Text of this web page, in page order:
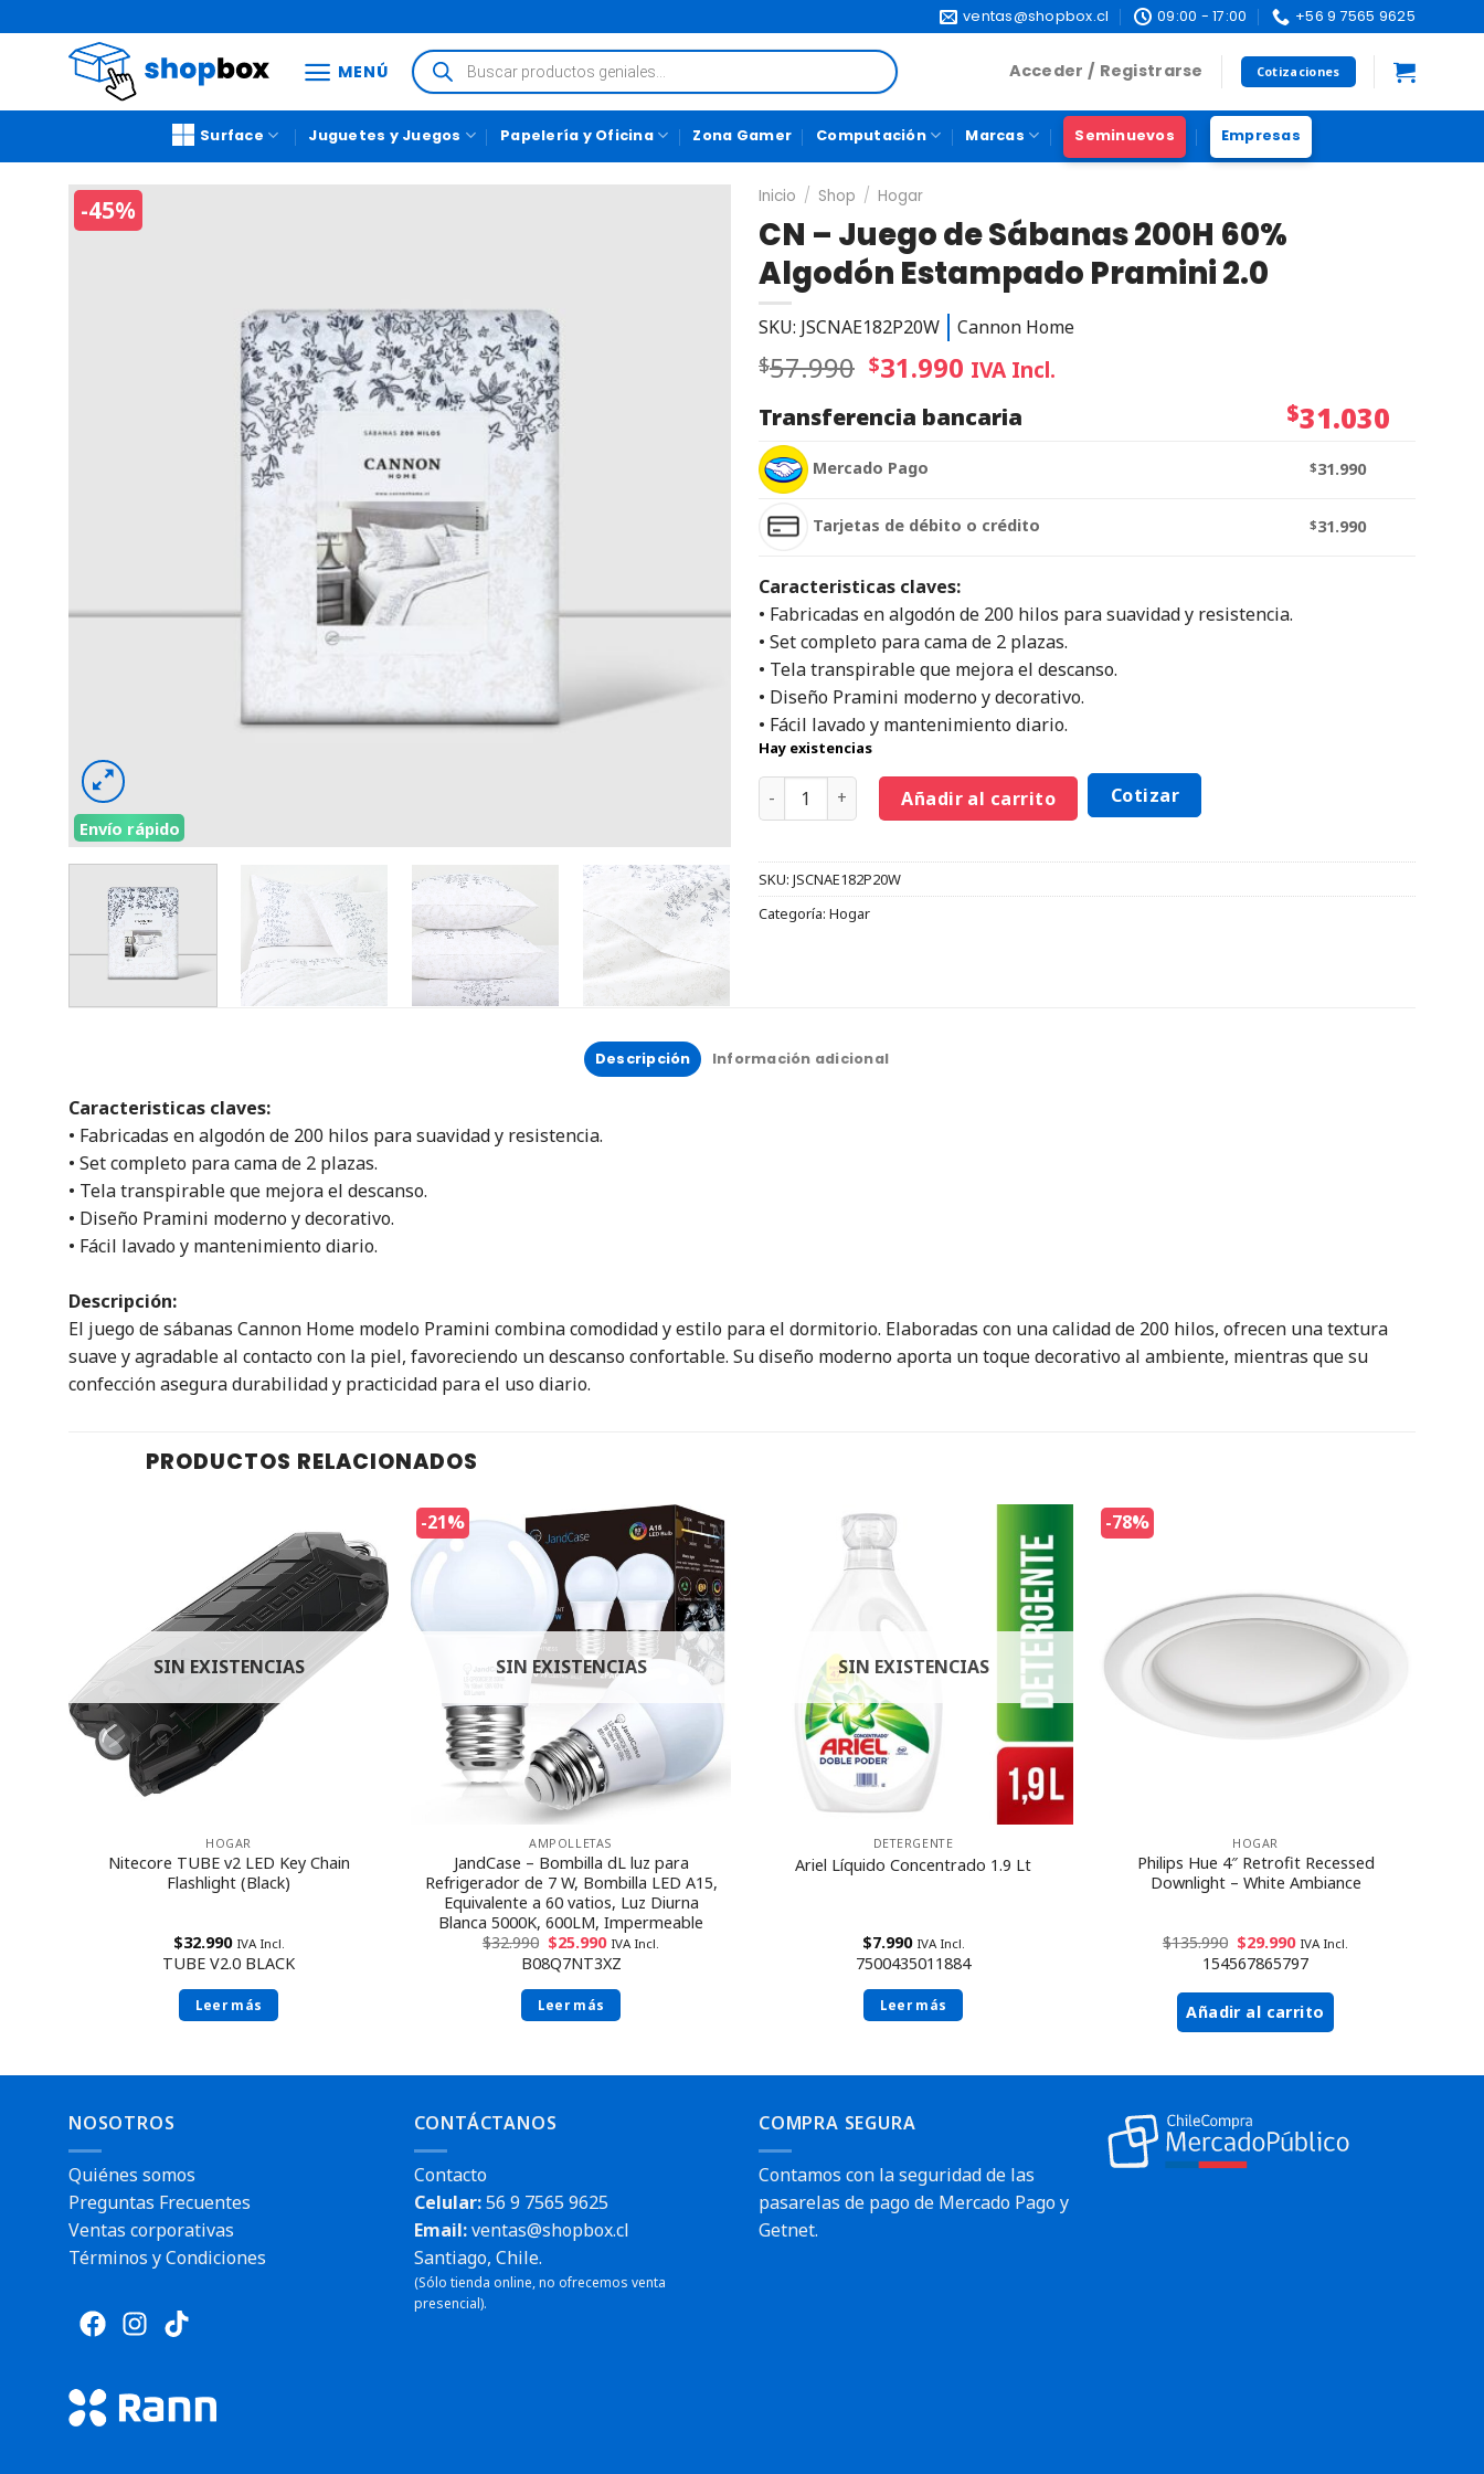
ventas@shopbox.cl 09:00 - 17:00 +56 9 7565 9625
MENÚ Acceder / Registrarse Cotizaciones
Surface Juguetes y Juegos Papelería y Oficina Zona Gamer Computación Marcas Seminuevos Empresas
-45%
Envío rápido
Inicio / Shop / Hogar
CN – Juego de Sábanas 200H 60%
Algodón Estampado Pramini 2.0
SKU: JSCNAE182P20W Cannon Home
$57.990 $31.990 IVA Incl.
Transferencia bancaria
$31.030
Mercado Pago $31.990
Tarjetas de débito o crédito $31.990
Caracteristicas claves:
• Fabricadas en algodón de 200 hilos para suavidad y resistencia.
• Set completo para cama de 2 plazas.
• Tela transpirable que mejora el descanso.
• Diseño Pramini moderno y decorativo.
• Fácil lavado y mantenimiento diario.
Hay existencias
Añadir al carrito Cotizar
SKU: JSCNAE182P20W
Categoría: Hogar
Descripción Información adicional
Caracteristicas claves:
• Fabricadas en algodón de 200 hilos para suavidad y resistencia.
• Set completo para cama de 2 plazas.
• Tela transpirable que mejora el descanso.
• Diseño Pramini moderno y decorativo.
• Fácil lavado y mantenimiento diario.
Descripción:
El juego de sábanas Cannon Home modelo Pramini combina comodidad y estilo para el dormitorio. Elaboradas con una calidad de 200 hilos, ofrecen una textura
suave y agradable al contacto con la piel, favoreciendo un descanso confortable. Su diseño moderno aporta un toque decorativo al ambiente, mientras que su
confección asegura durabilidad y practicidad para el uso diario.
PRODUCTOS RELACIONADOS
Envío rápido
SIN EXISTENCIAS
HOGAR
Nitecore TUBE v2 LED Key Chain
Flashlight (Black)
$32.990 IVA Incl.
TUBE V2.0 BLACK
Leer más
-21%
SIN EXISTENCIAS
AMPOLLETAS
JandCase – Bombilla dL luz para
Refrigerador de 7 W, Bombilla LED A15,
Equivalente a 60 vatios, Luz Diurna
Blanca 5000K, 600LM, Impermeable
$32.990 $25.990 IVA Incl.
B08Q7NT3XZ
Leer más
SIN EXISTENCIAS
DETERGENTE
Ariel Líquido Concentrado 1.9 Lt
$7.990 IVA Incl.
7500435011884
Leer más
-78%
HOGAR
Philips Hue 4″ Retrofit Recessed
Downlight – White Ambiance
$135.990 $29.990 IVA Incl.
154567865797
Añadir al carrito
NOSOTROS
Quiénes somos
Preguntas Frecuentes
Ventas corporativas
Términos y Condiciones
CONTÁCTANOS
Contacto
Celular:56 9 7565 9625
Email:ventas@shopbox.cl
Santiago, Chile.
(Sólo tienda online, no ofrecemos venta
presencial).
COMPRA SEGURA
Contamos con la seguridad de las
pasarelas de pago de Mercado Pago y
Getnet.